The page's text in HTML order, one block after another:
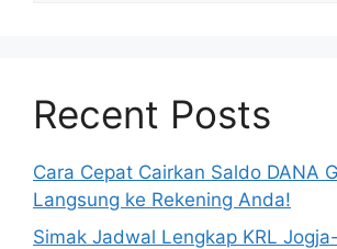
Recent Posts
Cara Cepat Cairkan Saldo DANA
Langsung ke Rekening Anda!
Simak Jadwal Lengkap KRL